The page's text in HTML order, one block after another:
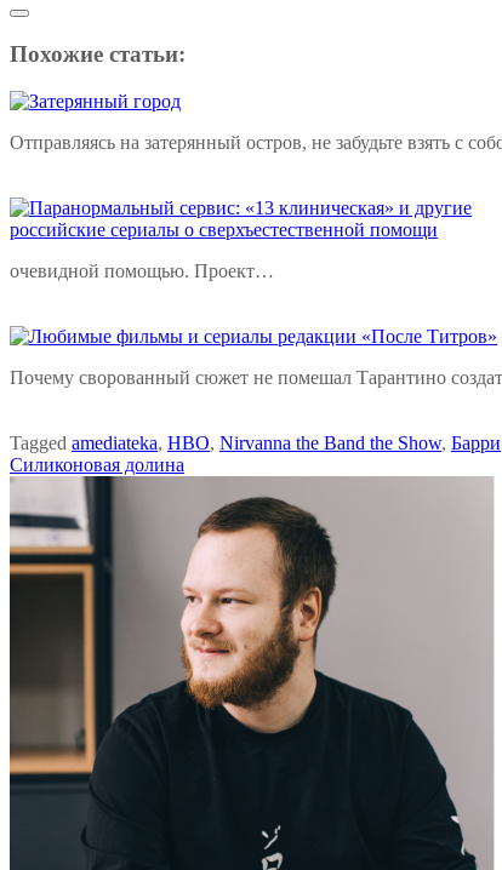
Похожие статьи:
Отправляясь на затерянный остров, не забудьте взять с
очевидной помощью. Проект…
Почему сворованный сюжет не помешал Тарантино
Tagged amediateka, HBO, Nirvanna the Band the Show, Барри
Силиконовая долина